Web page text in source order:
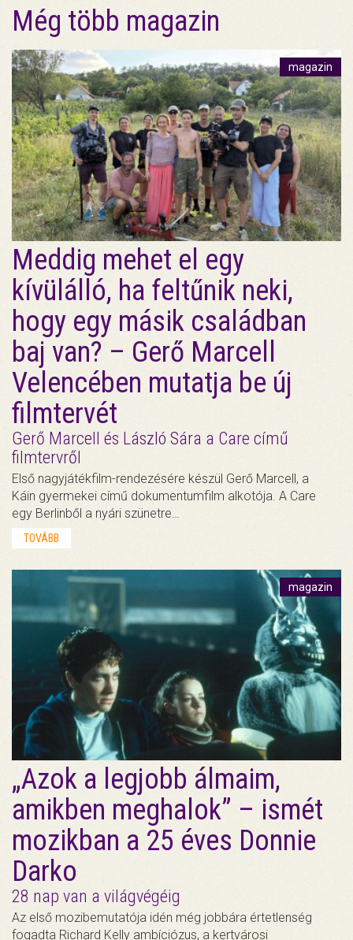
Még több magazin
magazin
Meddig mehet el egy
kívülálló, ha feltűnik neki,
hogy egy másik családban
baj van? – Gerő Marcell
Velencében mutatja be új
filmtervét
Gerő Marcell és László Sára a Care című
filmtervről
Első nagyjátékfilm-rendezésére készül Gerő Marcell, a
Káin gyermekei című dokumentumfilm alkotója. A Care
egy Berlinből a nyári szünetre…
TOVÁBB
magazin
„Azok a legjobb álmaim,
amikben meghalok” – ismét
mozikban a 25 éves Donnie
Darko
28 nap van a világvégéig
Az első mozibemutatója idén még jobbára értetlenség
fogadta Richard Kelly ambíciózus, a kertvárosi